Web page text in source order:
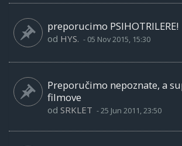
preporucimo PSIHOTRILERE!
od HYS. - 05 Nov 2015, 15:30
Preporučimo nepoznate, a
filmove
od SRKLET -25 Jun 2011, 23:50